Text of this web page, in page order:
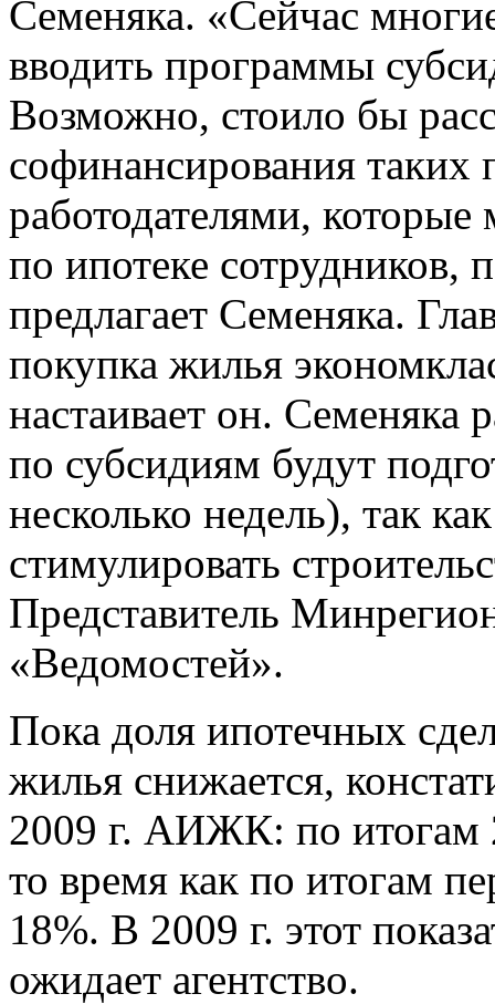
Семеняка. «Сейчас
вводить программы
Возможно, стоило бы
софинансирования таких
работодателями, которые
по ипотеке сотрудников,
предлагает Семеняка.
покупка жилья
настаивает он. Семеняка
по субсидиям будут
несколько недель), так
стимулировать
Представитель
«Ведомостей».
Пока доля ипотечных
жилья снижается,
2009 г. АИЖК: по итогам
то время как по итогам
18%. В 2009 г. этот
ожидает агентство.